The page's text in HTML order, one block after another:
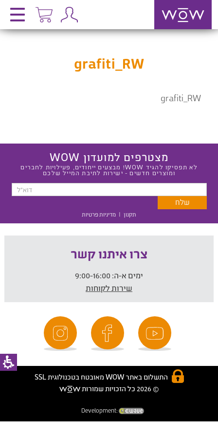
grafiti_RW
grafiti_RW
מצטרפים למועדון WOW
לא תפסיקו להגיד WOW! מבצעים ייחודים, פעילויות לחברים
ומוצרים חדשים - ישירות לתיבת המייל שלכם
תקנון | מדיניות פרטיות
צרו איתנו קשר
ימים א-ה:
שירות לקוחות
התשלום באתר WOW מאובטח בטכנולוגית SSL
© 2026 כל הזכויות שמורות
Development: